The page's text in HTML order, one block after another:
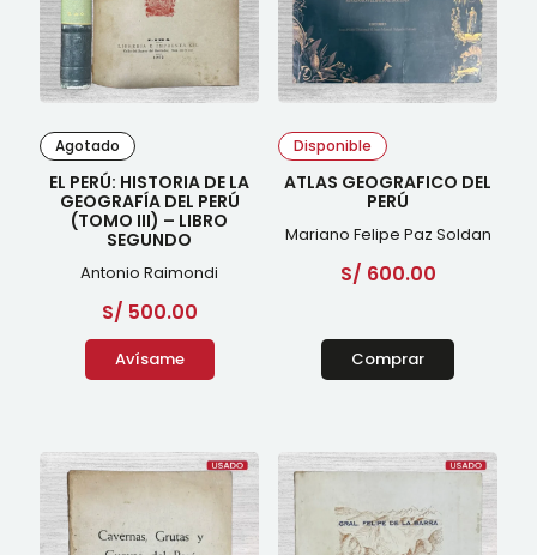
Agotado
EL PERÚ: HISTORIA DE LA
GEOGRAFÍA DEL PERÚ
(TOMO III) – LIBRO
SEGUNDO
Antonio Raimondi
S/ 500.00
Avísame
Disponible
ATLAS GEOGRAFICO DEL
PERÚ
Mariano Felipe Paz Soldan
S/ 600.00
Comprar